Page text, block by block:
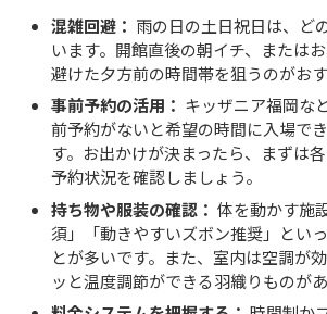
混雑回避： 雨の日の土日祝日は、ど
います。開館直後の朝イチ、または
避けた夕方前の時間帯を狙うのがおす
事前予約の活用： キッザニア福岡な
前予約がないと希望の時間に入場で
す。お出かけが決まったら、まずは
予約状況を確認しましょう。
持ち物や服装の確認： 体を動かす施
須」「動きやすいズボン推奨」とい
とが多いです。また、室内は空調が
ッと温度調節ができる羽織りものが